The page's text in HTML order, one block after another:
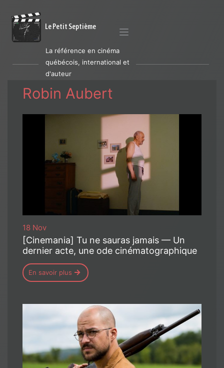
Le Petit Septième
La référence en cinéma
québécois, international et
d'auteur
Robin Aubert
18 Nov
[Cinemania] Tu ne sauras jamais — Un
dernier acte, une ode cinématographique
En savoir plus